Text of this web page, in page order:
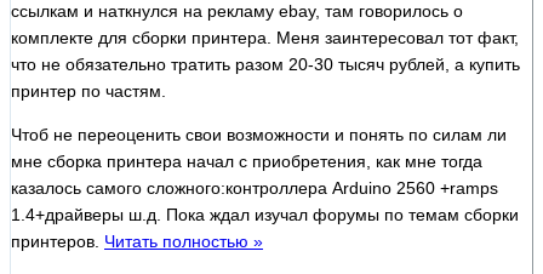
ссылкам и наткнулся на рекламу ebay, там говорилось о
комплекте для сборки принтера. Меня заинтересовал тот факт,
что не обязательно тратить разом 20-30 тысяч рублей, а купить
принтер по частям.
Чтоб не переоценить свои возможности и понять по силам ли
мне сборка принтера начал с приобретения, как мне тогда
казалось самого сложного:контроллера Arduino 2560 +ramps
1.4+драйверы ш.д. Пока ждал изучал форумы по темам сборки
принтеров. Читать полностью »